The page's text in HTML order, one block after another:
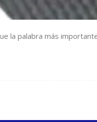
la palabra más